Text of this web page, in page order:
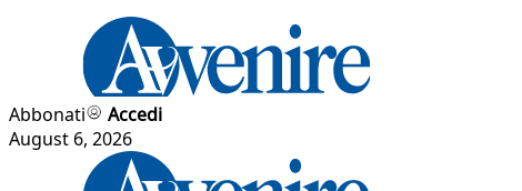
Abbonati
Accedi
August 6, 2026